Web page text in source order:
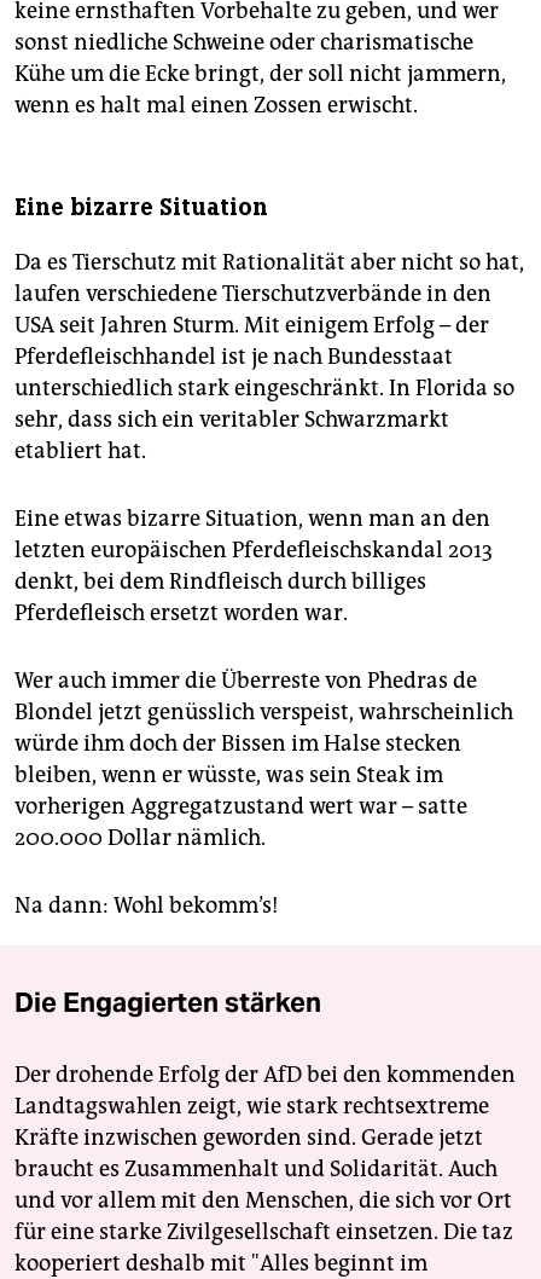
keine ernsthaften Vorbehalte zu geben, und wer
sonst niedliche Schweine oder charismatische
Kühe um die Ecke bringt, der soll nicht jammern,
wenn es halt mal einen Zossen erwischt.
Eine bizarre Situation
Da es Tierschutz mit Rationalität aber nicht so hat,
laufen verschiedene Tierschutzverbände in den
USA seit Jahren Sturm. Mit einigem Erfolg – der
Pferdefleischhandel ist je nach Bundesstaat
unterschiedlich stark eingeschränkt. In Florida so
sehr, dass sich ein veritabler Schwarzmarkt
etabliert hat.
Eine etwas bizarre Situation, wenn man an den
letzten europäischen Pferdefleischskandal 2013
denkt, bei dem Rindfleisch durch billiges
Pferdefleisch ersetzt worden war.
Wer auch immer die Überreste von Phedras de
Blondel jetzt genüsslich verspeist, wahrscheinlich
würde ihm doch der Bissen im Halse stecken
bleiben, wenn er wüsste, was sein Steak im
vorherigen Aggregatzustand wert war – satte
200.000 Dollar nämlich.
Na dann: Wohl bekomm’s!
Die Engagierten stärken
Der drohende Erfolg der AfD bei den kommenden
Landtagswahlen zeigt, wie stark rechtsextreme
Kräfte inzwischen geworden sind. Gerade jetzt
braucht es Zusammenhalt und Solidarität. Auch
und vor allem mit den Menschen, die sich vor Ort
für eine starke Zivilgesellschaft einsetzen. Die taz
kooperiert deshalb mit "Alles beginnt im